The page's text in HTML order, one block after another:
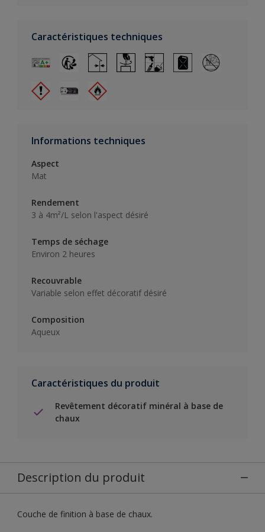
Caractéristiques techniques
Informations techniques
Aspect
Mat
Rendement
3 à 4m²/L selon l'aspect désiré
Temps de séchage
Environ 2 heures
Recouvrable
Variable selon effet décoratif désiré
Composition
Aqueux
Caractéristiques du produit
Revêtement décoratif minéral à base de
chaux
Description du produit
Couche de finition à base de chaux.